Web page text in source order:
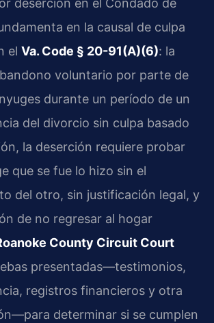
deserción en el Condado de
en la causal de culpa
el Va. Code § 20-91(A)(6): la
voluntario por parte de
durante un período de un
del divorcio sin culpa basado
la deserción requiere probar
que se fue lo hizo sin el
del otro, sin justificación legal, y
de no regresar al hogar
County Circuit Court
presentadas—testimonios,
registros financieros y otra
determinar si se cumplen